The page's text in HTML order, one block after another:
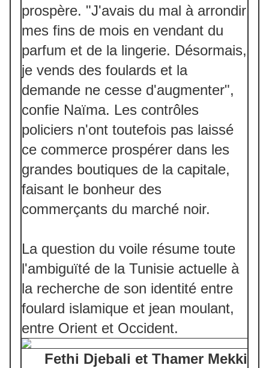
prospère. "J'avais du mal à arrondir
mes fins de mois en vendant du
parfum et de la lingerie. Désormais,
je vends des foulards et la
demande ne cesse d'augmenter",
confie Naïma. Les contrôles
policiers n'ont toutefois pas laissé
ce commerce prospérer dans les
grandes boutiques de la capitale,
faisant le bonheur des
commerçants du marché noir.
La question du voile résume toute
l'ambiguïté de la Tunisie actuelle à
la recherche de son identité entre
foulard islamique et jean moulant,
entre Orient et Occident.
Fethi Djebali et Thamer Mekki